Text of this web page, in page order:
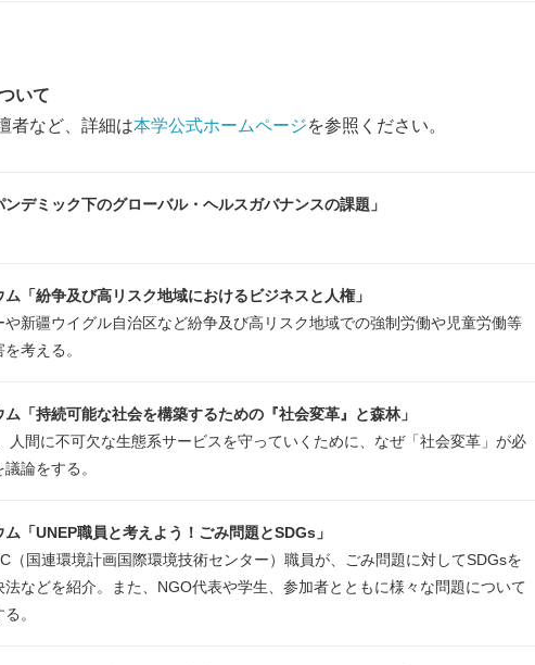
いて
者など、詳細は本学公式ホームページを参照ください。
デミック下のグローバル・ヘルスガバナンスの課題」
ム「紛争及び高リスク地域におけるビジネスと人権」
や新疆ウイグル自治区など紛争及び高リスク地域での強制労働や児童労働等
考える。
ム「持続可能な社会を構築するための『社会変革』と森林」
人間に不可欠な生態系サービスを守っていくために、なぜ「社会変革」が必
論をする。
ム「UNEP職員と考えよう！ごみ問題とSDGs 」
（国連環境計画国際環境技術センター）職員が、ごみ問題に対してSDGsを
法などを紹介。また、NGO代表や学生、参加者とともに様々な問題について
。